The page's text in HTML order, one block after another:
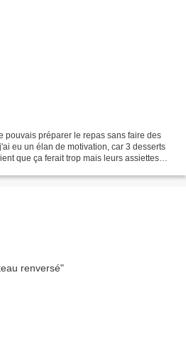
pouvais préparer le repas sans faire des
eu un élan de motivation, car 3 desserts
que ça ferait trop mais leurs assiettes